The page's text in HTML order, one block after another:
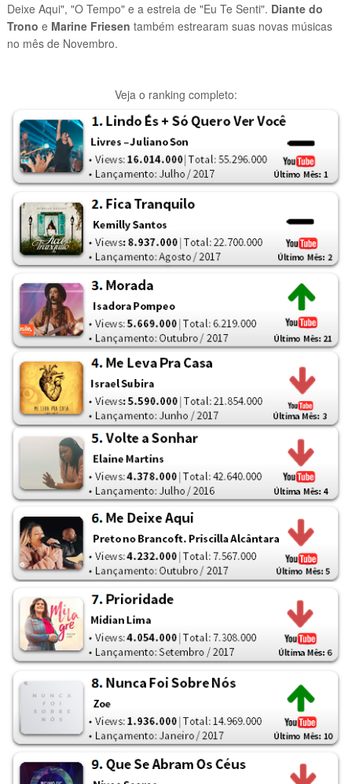
Deixe Aqui", "O Tempo" e a estreia de "Eu Te Senti". Diante do
Trono e Marine Friesen também estrearam suas novas músicas
no mês de Novembro.
Veja o ranking completo: